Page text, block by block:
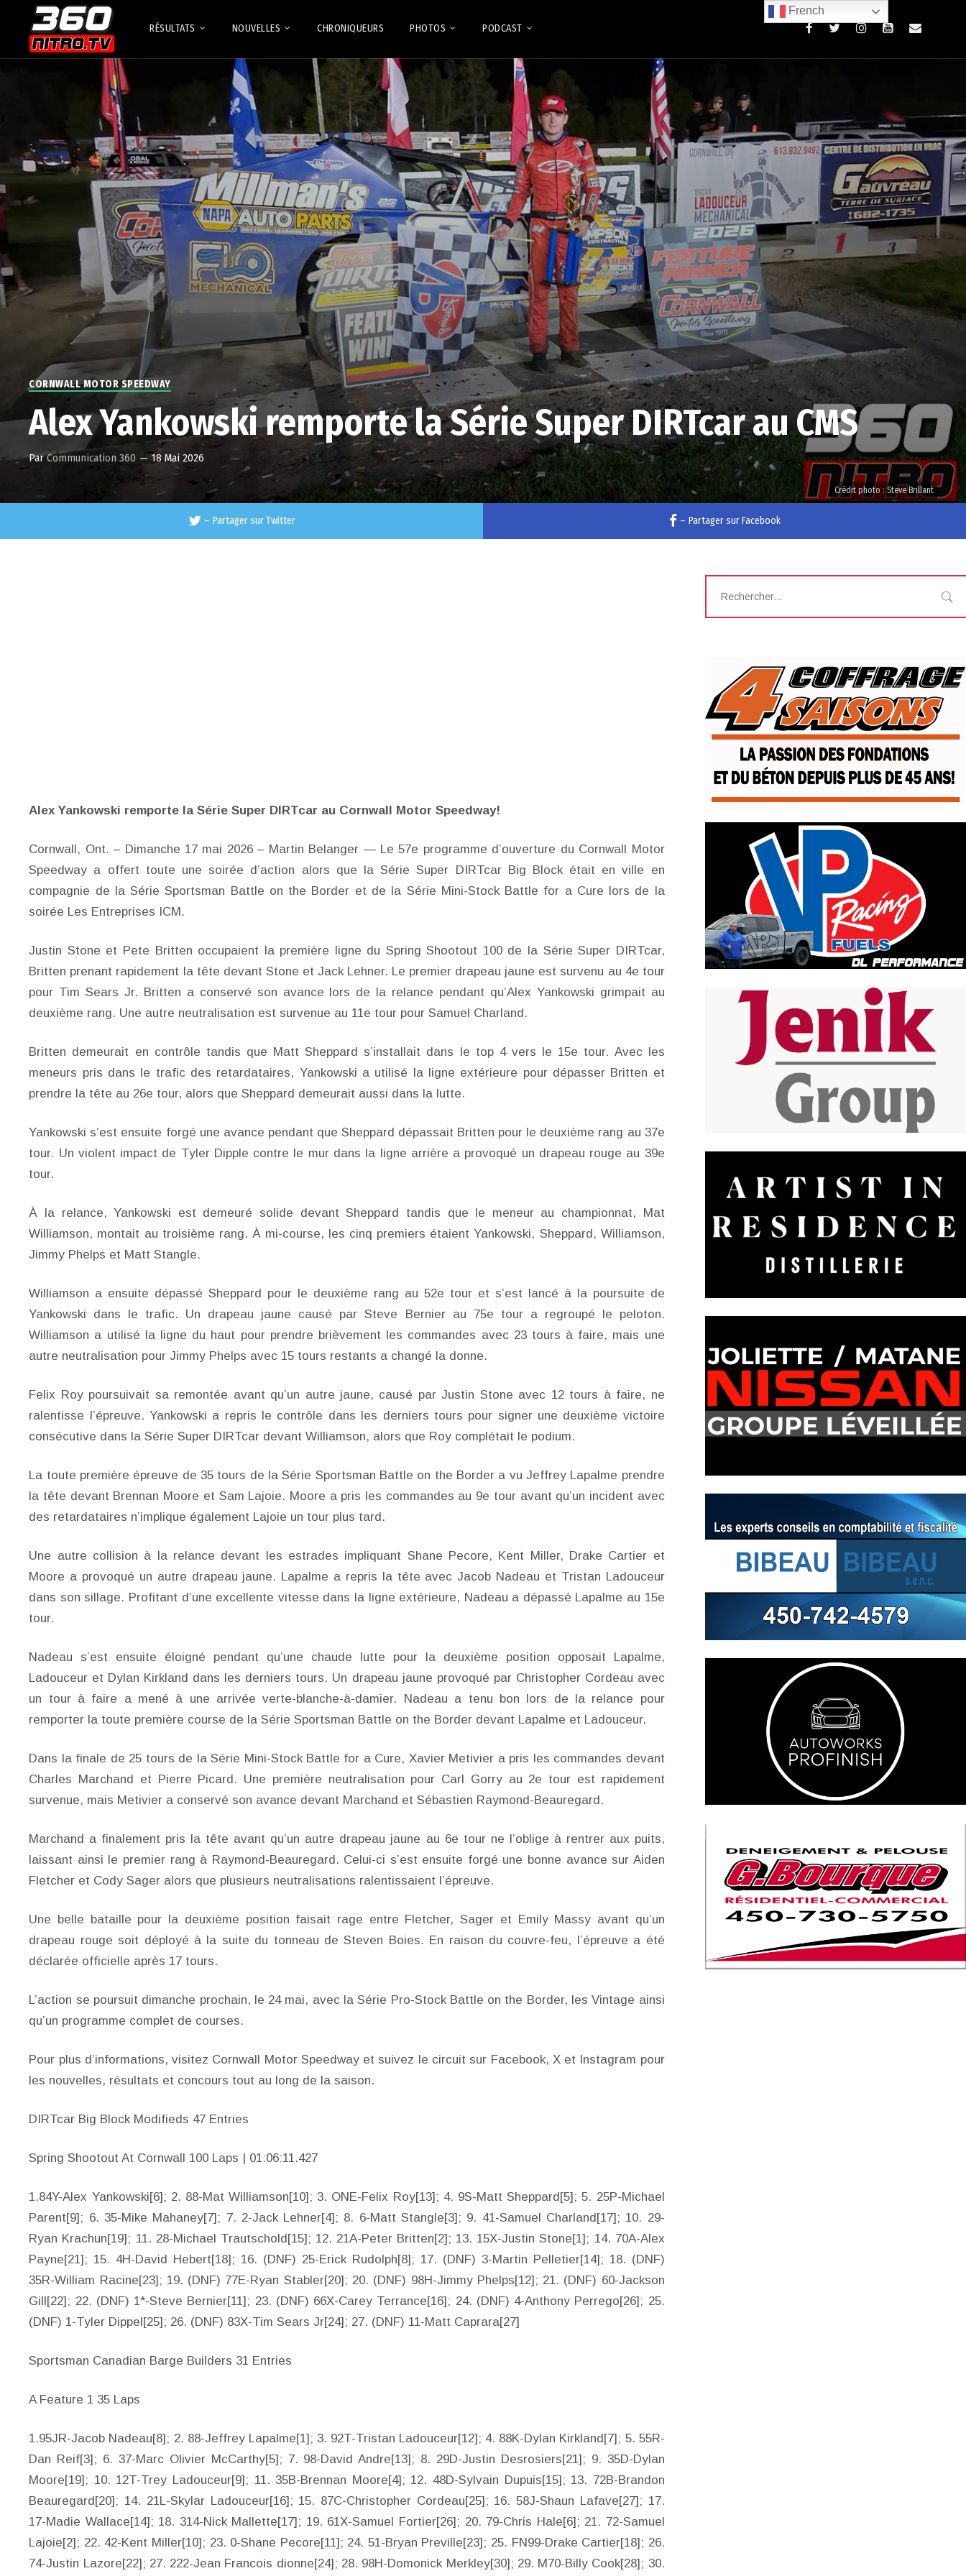
RÉSULTATS NOUVELLES CHRONIQUEURS PHOTOS PODCAST
CORNWALL MOTOR SPEEDWAY
Alex Yankowski remporte la Série Super DIRTcar au CMS
ParCommunication 360 — 18 Mai 2026
Crédit photo : Steve Brillant
– Partager sur Twitter – Partager sur Facebook
Alex Yankowski remporte la Série Super DIRTcar au Cornwall Motor Speedway!
Cornwall, Ont. – Dimanche 17 mai 2026 – Martin Belanger — Le 57e programme d’ouverture du Cornwall Motor
Speedway a offert toute une soirée d’action alors que la Série Super DIRTcar Big Block était en ville en
compagnie de la Série Sportsman Battle on the Border et de la Série Mini-Stock Battle for a Cure lors de la
soirée Les Entreprises ICM.
Justin Stone et Pete Britten occupaient la première ligne du Spring Shootout 100 de la Série Super DIRTcar,
Britten prenant rapidement la tête devant Stone et Jack Lehner. Le premier drapeau jaune est survenu au 4e tour
pour Tim Sears Jr. Britten a conservé son avance lors de la relance pendant qu’Alex Yankowski grimpait au
deuxième rang. Une autre neutralisation est survenue au 11e tour pour Samuel Charland.
Britten demeurait en contrôle tandis que Matt Sheppard s’installait dans le top 4 vers le 15e tour. Avec les
meneurs pris dans le trafic des retardataires, Yankowski a utilisé la ligne extérieure pour dépasser Britten et
prendre la tête au 26e tour, alors que Sheppard demeurait aussi dans la lutte.
Yankowski s’est ensuite forgé une avance pendant que Sheppard dépassait Britten pour le deuxième rang au 37e
tour. Un violent impact de Tyler Dipple contre le mur dans la ligne arrière a provoqué un drapeau rouge au 39e
tour.
À la relance, Yankowski est demeuré solide devant Sheppard tandis que le meneur au championnat, Mat
Williamson, montait au troisième rang. À mi-course, les cinq premiers étaient Yankowski, Sheppard, Williamson,
Jimmy Phelps et Matt Stangle.
Williamson a ensuite dépassé Sheppard pour le deuxième rang au 52e tour et s’est lancé à la poursuite de
Yankowski dans le trafic. Un drapeau jaune causé par Steve Bernier au 75e tour a regroupé le peloton.
Williamson a utilisé la ligne du haut pour prendre brièvement les commandes avec 23 tours à faire, mais une
autre neutralisation pour Jimmy Phelps avec 15 tours restants a changé la donne.
Felix Roy poursuivait sa remontée avant qu’un autre jaune, causé par Justin Stone avec 12 tours à faire, ne
ralentisse l’épreuve. Yankowski a repris le contrôle dans les derniers tours pour signer une deuxième victoire
consécutive dans la Série Super DIRTcar devant Williamson, alors que Roy complétait le podium.
La toute première épreuve de 35 tours de la Série Sportsman Battle on the Border a vu Jeffrey Lapalme prendre
la tête devant Brennan Moore et Sam Lajoie. Moore a pris les commandes au 9e tour avant qu’un incident avec
des retardataires n’implique également Lajoie un tour plus tard.
Une autre collision à la relance devant les estrades impliquant Shane Pecore, Kent Miller, Drake Cartier et
Moore a provoqué un autre drapeau jaune. Lapalme a repris la tête avec Jacob Nadeau et Tristan Ladouceur
dans son sillage. Profitant d’une excellente vitesse dans la ligne extérieure, Nadeau a dépassé Lapalme au 15e
tour.
Nadeau s’est ensuite éloigné pendant qu’une chaude lutte pour la deuxième position opposait Lapalme,
Ladouceur et Dylan Kirkland dans les derniers tours. Un drapeau jaune provoqué par Christopher Cordeau avec
un tour à faire a mené à une arrivée verte-blanche-à-damier. Nadeau a tenu bon lors de la relance pour
remporter la toute première course de la Série Sportsman Battle on the Border devant Lapalme et Ladouceur.
Dans la finale de 25 tours de la Série Mini-Stock Battle for a Cure, Xavier Metivier a pris les commandes devant
Charles Marchand et Pierre Picard. Une première neutralisation pour Carl Gorry au 2e tour est rapidement
survenue, mais Metivier a conservé son avance devant Marchand et Sébastien Raymond-Beauregard.
Marchand a finalement pris la tête avant qu’un autre drapeau jaune au 6e tour ne l’oblige à rentrer aux puits,
laissant ainsi le premier rang à Raymond-Beauregard. Celui-ci s’est ensuite forgé une bonne avance sur Aiden
Fletcher et Cody Sager alors que plusieurs neutralisations ralentissaient l’épreuve.
Une belle bataille pour la deuxième position faisait rage entre Fletcher, Sager et Emily Massy avant qu’un
drapeau rouge soit déployé à la suite du tonneau de Steven Boies. En raison du couvre-feu, l’épreuve a été
déclarée officielle après 17 tours.
L’action se poursuit dimanche prochain, le 24 mai, avec la Série Pro-Stock Battle on the Border, les Vintage ainsi
qu’un programme complet de courses.
Pour plus d’informations, visitez Cornwall Motor Speedway et suivez le circuit sur Facebook, X et Instagram pour
les nouvelles, résultats et concours tout au long de la saison.
DIRTcar Big Block Modifieds 47 Entries
Spring Shootout At Cornwall 100 Laps | 01:06:11.427
1.84Y-Alex Yankowski[6]; 2. 88-Mat Williamson[10]; 3. ONE-Felix Roy[13]; 4. 9S-Matt Sheppard[5]; 5. 25P-Michael
Parent[9]; 6. 35-Mike Mahaney[7]; 7. 2-Jack Lehner[4]; 8. 6-Matt Stangle[3]; 9. 41-Samuel Charland[17]; 10. 29-
Ryan Krachun[19]; 11. 28-Michael Trautschold[15]; 12. 21A-Peter Britten[2]; 13. 15X-Justin Stone[1]; 14. 70A-Alex
Payne[21]; 15. 4H-David Hebert[18]; 16. (DNF) 25-Erick Rudolph[8]; 17. (DNF) 3-Martin Pelletier[14]; 18. (DNF)
35R-William Racine[23]; 19. (DNF) 77E-Ryan Stabler[20]; 20. (DNF) 98H-Jimmy Phelps[12]; 21. (DNF) 60-Jackson
Gill[22]; 22. (DNF) 1*-Steve Bernier[11]; 23. (DNF) 66X-Carey Terrance[16]; 24. (DNF) 4-Anthony Perrego[26]; 25.
(DNF) 1-Tyler Dippel[25]; 26. (DNF) 83X-Tim Sears Jr[24]; 27. (DNF) 11-Matt Caprara[27]
Sportsman Canadian Barge Builders 31 Entries
A Feature 1 35 Laps
1.95JR-Jacob Nadeau[8]; 2. 88-Jeffrey Lapalme[1]; 3. 92T-Tristan Ladouceur[12]; 4. 88K-Dylan Kirkland[7]; 5. 55R-
Dan Reif[3]; 6. 37-Marc Olivier McCarthy[5]; 7. 98-David Andre[13]; 8. 29D-Justin Desrosiers[21]; 9. 35D-Dylan
Moore[19]; 10. 12T-Trey Ladouceur[9]; 11. 35B-Brennan Moore[4]; 12. 48D-Sylvain Dupuis[15]; 13. 72B-Brandon
Beauregard[20]; 14. 21L-Skylar Ladouceur[16]; 15. 87C-Christopher Cordeau[25]; 16. 58J-Shaun Lafave[27]; 17.
17-Madie Wallace[14]; 18. 314-Nick Mallette[17]; 19. 61X-Samuel Fortier[26]; 20. 79-Chris Hale[6]; 21. 72-Samuel
Lajoie[2]; 22. 42-Kent Miller[10]; 23. 0-Shane Pecore[11]; 24. 51-Bryan Preville[23]; 25. FN99-Drake Cartier[18]; 26.
74-Justin Lazore[22]; 27. 222-Jean Francois dionne[24]; 28. 98H-Domonick Merkley[30]; 29. M70-Billy Cook[28]; 30.
French